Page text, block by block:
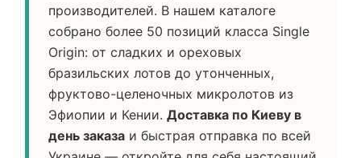
производителей. В нашем каталоге
собрано более 50 позиций класса Single
Origin: от сладких и ореховых
бразильских лотов до утонченных,
фруктово-целеночных микролотов из
Эфиопии и Кении. Доставка по Киеву в
день заказа и быстрая отправка по всей